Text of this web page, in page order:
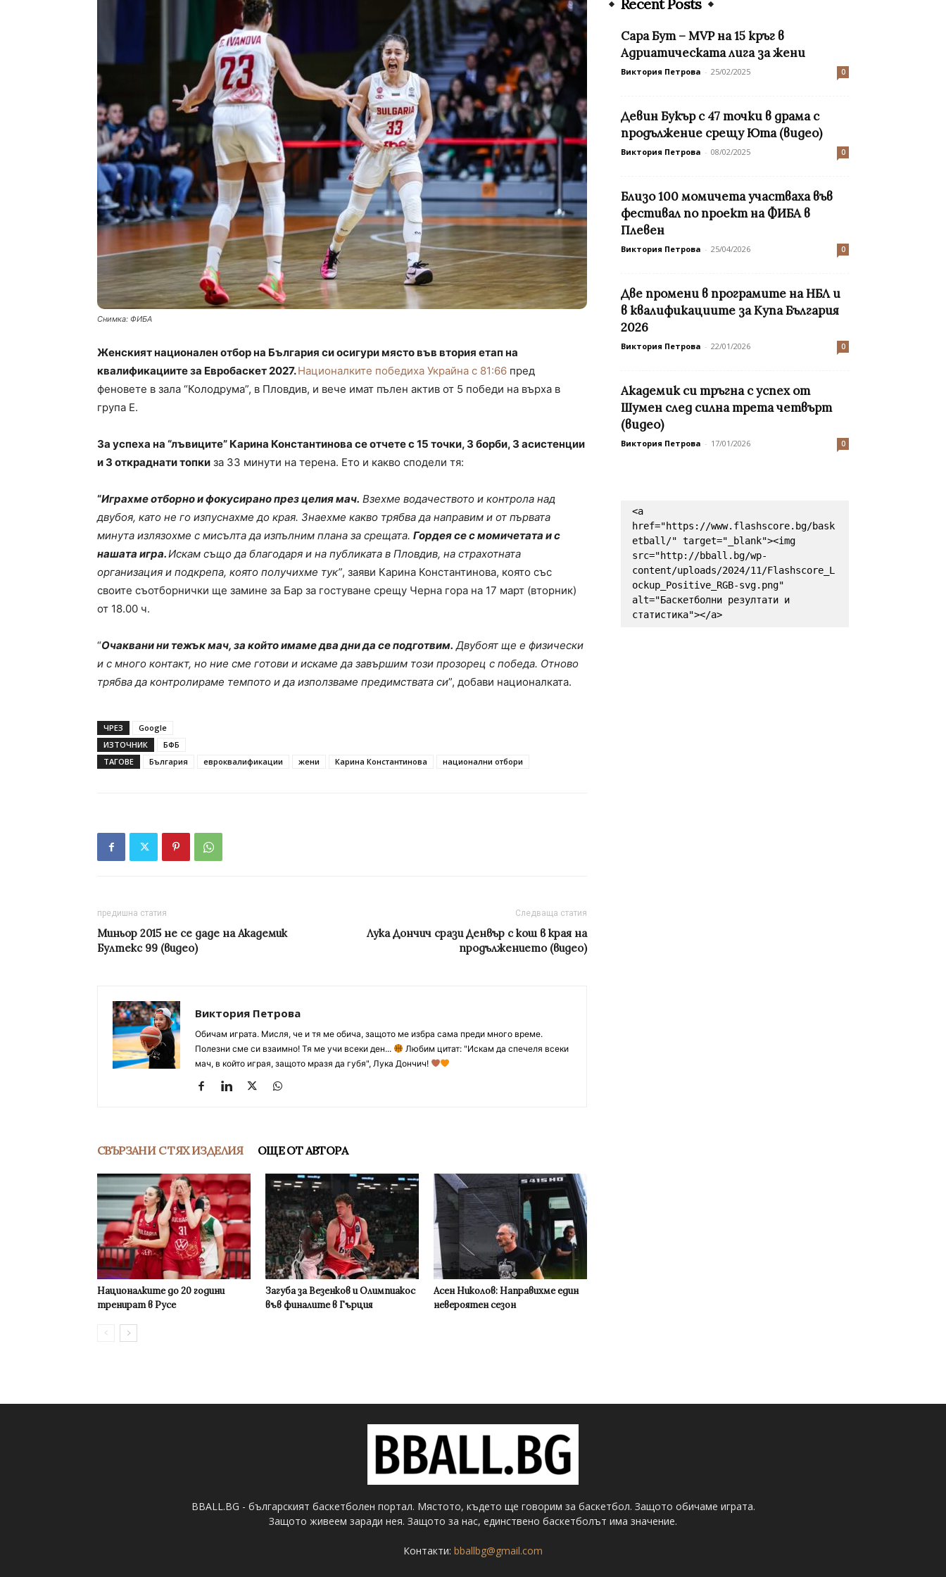
Снимка: ФИБА
Женският национален отбор на България си осигури място във втория етап на
квалификациите за Евробаскет 2027.Националките победиха Украйна с 81:66 пред
феновете в зала “Колодрума”, в Пловдив, и вече имат пълен актив от 5 победи на върха в
група Е.
За успеха на “лъвиците” Карина Константинова се отчете с 15 точки, 3 борби, 3 асистенции
и 3 откраднати топки за 33 минути на терена. Ето и какво сподели тя:
“Играхме отборно и фокусирано през целия мач. Взехме водачеството и контрола над
двубоя, като не го изпуснахме до края. Знаехме какво трябва да направим и от първата
минута излязохме с мисълта да изпълним плана за срещата. Гордея се с момичетата и с
нашата игра.Искам също да благодаря и на публиката в Пловдив, на страхотната
организация и подкрепа, която получихме тук”, заяви Карина Константинова, която със
своите съотборнички ще замине за Бар за гостуване срещу Черна гора на 17 март (вторник)
от 18.00 ч.
“Очаквани ни тежък мач, за който имаме два дни да се подготвим. Двубоят ще е физически
и с много контакт, но ние сме готови и искаме да завършим този прозорец с победа. Отново
трябва да контролираме темпото и да използваме предимствата си”, добави националката.
ЧРЕЗ
Google
ИЗТОЧНИК
БФБ
ТАГОВЕ
България евроквалификации жени Карина Константинова национални отбори
предишна статия
Миньор 2015 не се даде на Академик
Бултекс 99 (видео)
Следваща статия
Лука Дончич срази Денвър с кош в края на
продължението (видео)
Виктория Петрова
Обичам играта. Мисля, че и тя ме обича, защото ме избра сама преди много време.
Полезни сме си взаимно! Тя ме учи всеки ден...
Любим цитат: "Искам да спечеля всеки
мач, в който играя, защото мразя да губя", Лука Дончич!
СВЪРЗАНИ С ТЯХ ИЗДЕЛИЯ ОЩЕ ОТ АВТОРА
Националките до 20 години
тренират в Русе
Загуба за Везенков и Олимпиакос
във финалите в Гърция
Асен Николов: Направихме един
невероятен сезон
Recent Posts
Сара Бут – MVP на 15 кръг в
Адриатическата лига за жени
Виктория Петрова - 25/02/2025 0
Девин Букър с 47 точки в драма с
продължение срещу Юта (видео)
Виктория Петрова - 08/02/2025 0
Близо 100 момичета участваха във
фестивал по проект на ФИБА в
Плевен
Виктория Петрова - 25/04/2026 0
Две промени в програмите на НБЛ и
в квалификациите за Купа България
2026
Виктория Петрова - 22/01/2026 0
Академик си тръгна с успех от
Шумен след силна трета четвърт
(видео)
Виктория Петрова - 17/01/2026 0
<a
href="https://www.flashscore.bg/bask
etball/" target="_blank"><img
src="http://bball.bg/wp-
content/uploads/2024/11/Flashscore_L
ockup_Positive_RGB-svg.png"
alt="Баскетболни резултати и
статистика"></a>
BBALL.BG - българският баскетболен портал. Мястото, където ще говорим за баскетбол. Защото обичаме играта.
Защото живеем заради нея. Защото за нас, единствено баскетболът има значение.
Контакти: bballbg@gmail.com